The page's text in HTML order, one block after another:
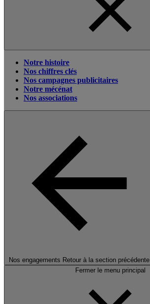
Notre histoire
Nos chiffres clés
Nos campagnes publicitaires
Notre mécénat
Nos associations
Nos engagements Retour à la section précédente
Fermer le menu principal